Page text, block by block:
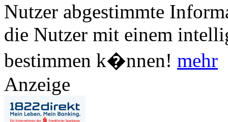
Nutzer abgestimmte
die Nutzer mit einem
bestimmen k�nnen! mehr
Anzeige